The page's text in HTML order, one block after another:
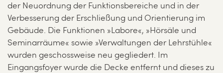
der Neuordnung der Funktionsbereiche und in der
Verbesserung der Erschließung und Orientierung im
Gebäude. Die Funktionen »Labore«, »Hörsäle und
Seminarräume« sowie »Verwaltungen der Lehrstühle«
wurden geschossweise neu gegliedert. Im
Eingangsfoyer wurde die Decke entfernt und dieses zu